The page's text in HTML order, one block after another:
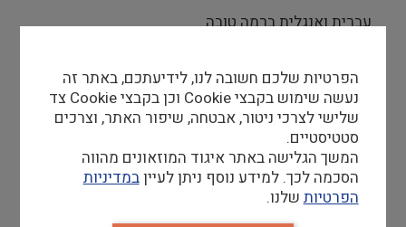
עברית ואנגלית ברמה טובה
ניסיון קודם בניהול אירועים ו/או הפקות
גישה טכנולוגית, יכולות למידה של מערכות ממוחשבות
קורות חיים למייל smnhhr@tauex.tau.ac.il
היקף משרה:
הפרטיות שלכם חשובה לנו, לידיעתכם, באתר זה
נעשה שימוש בקבצי Cookie וכן בקבצי Cookie צד
שלישי לצרכי ניטור, אבטחה, שיפור האתר, וצרכים
סטטיסטיים.
המשך הגלישה באתר איגוד המוזאונים מהווה
הסכמה לכך. למידע נוסף ניתן לעייןבמדיניות
הפרטיותשלנו.